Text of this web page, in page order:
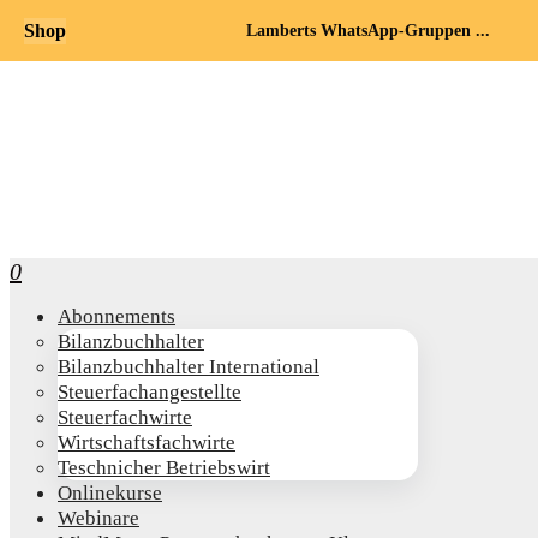
0
Abon­ne­ments
Bilanz­buch­hal­ter
Bilanz­buch­hal­ter International
Steu­er­fach­an­ge­stell­te
Steu­er­fach­wir­te
Wirt­schafts­fach­wir­te
Teschni­cher Betriebswirt
Online­kur­se
Web­i­na­re
Shop Lamberts WhatsApp-Gruppen ...